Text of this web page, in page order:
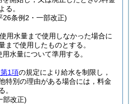
る。
26条例2・一部改正)
用水量まで使用しなかった場合に
まで使用したものとする。
水量について準用する。
1項の規定により給水を制限し，
特別の理由がある場合には，料金
。
部改正)